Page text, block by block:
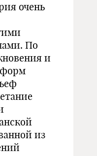
очень
По
и
форм
из